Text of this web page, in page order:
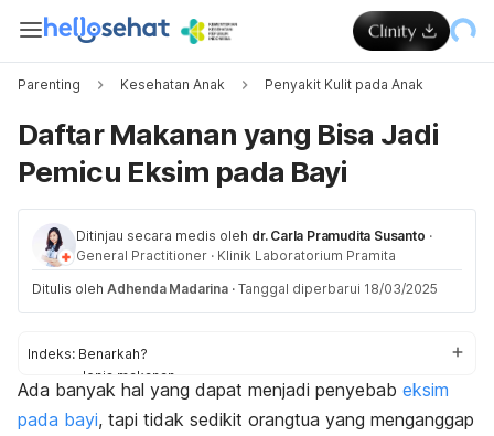
Parenting Kesehatan Anak Penyakit Kulit pada Anak
Daftar Makanan yang Bisa Jadi
Pemicu Eksim pada Bayi
Ditinjau secara medis oleh dr. Carla Pramudita Susanto ·
General Practitioner · Klinik Laboratorium Pramita
Ditulis oleh Adhenda Madarina · Tanggal diperbarui 18/03/2025
Indeks: Benarkah?
Jenis makanan
Makanan ibu menyusui
Ada banyak hal yang dapat menjadi penyebab eksim
pada bayi, tapi tidak sedikit orangtua yang menganggap